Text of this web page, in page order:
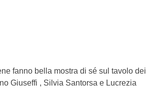
fanno bella mostra di sé sul tavolo dei
Giuseffi , Silvia Santorsa e Lucrezia